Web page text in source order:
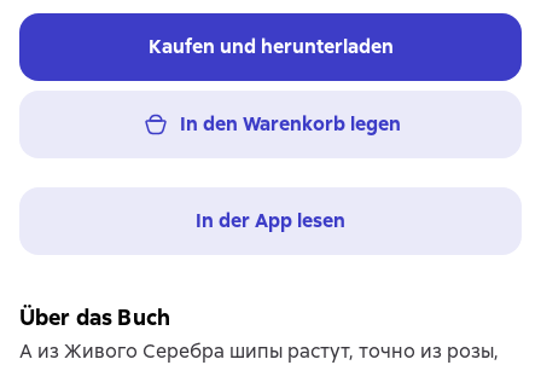
Kaufen und herunterladen
In den Warenkorb legen
In der App lesen
Über das Buch
А из Живого Серебра шипы растут, точно из розы,